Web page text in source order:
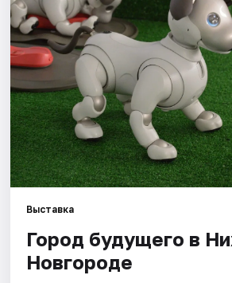
Квесты
Экскурсии
Спорт
События
Площадки
Артисты
Выставка
Город будущего в
Новгороде